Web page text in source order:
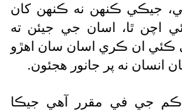
جيڪي ڪنهن نه ڪنهن کان
اچن ٿا، اسان جي جيئن ته
ڪئي ان ڪري اسان سان اهڙو
انسان نه پر جانور هجئون.
ڪم جي في مقرر آهي جيڪا